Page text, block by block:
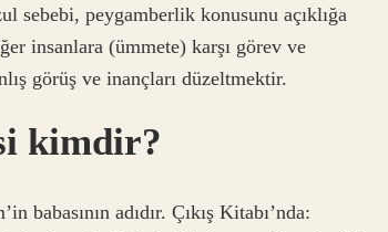
sebebi, peygamberlik konusunu açıklığa
insanlara (ümmete) karşı görev ve
görüş ve inançları düzeltmektir.
kimdir?
babasının adıdır. Çıkış Kitabı’nda: